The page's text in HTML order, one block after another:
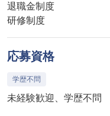
退職金制度
研修制度
応募資格
学歴不問
未経験歓迎、学歴不問